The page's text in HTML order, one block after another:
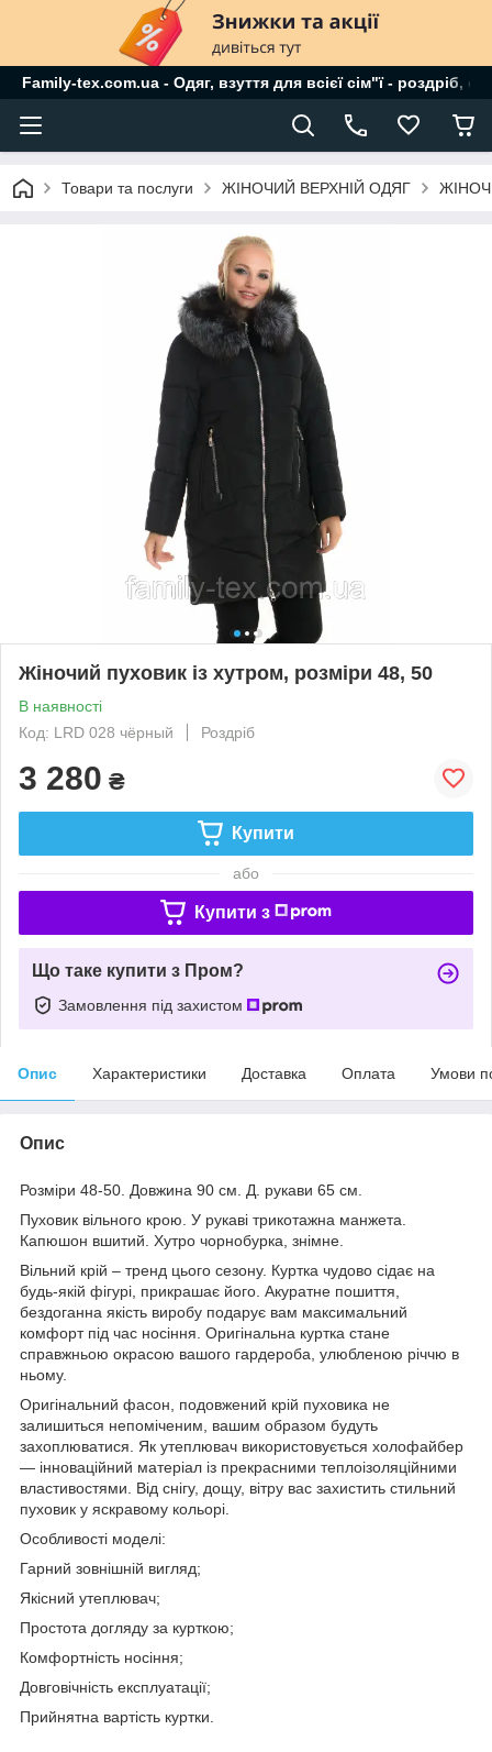
Family-tex.com.ua - Одяг, взуття для всієї сім"ї - роздріб,
Товари та послуги ЖІНОЧИЙ ВЕРХНІЙ ОДЯГ
Жіночий пуховик із хутром, розміри 48, 50
В наявності
Код: LRD 028 чёрный
Роздріб
3 280 ₴
Купити
або
Купити з
Що таке купити з Пром?
Замовлення під захистом
Опис Характеристики Доставка Оплата Умови
Опис
Розміри 48-50. Довжина 90 см. Д. рукави 65 см.
Пуховик вільного крою. У рукаві трикотажна манжета.
Капюшон вшитий. Хутро чорнобурка, знімне.
Вільний крій – тренд цього сезону. Куртка чудово сідає на
будь-якій фігурі, прикрашає його. Акуратне пошиття,
бездоганна якість виробу подарує вам максимальний
комфорт під час носіння. Оригінальна куртка стане
справжньою окрасою вашого гардероба, улюбленою річчю в
ньому.
Оригінальний фасон, подовжений крій пуховика не
залишиться непоміченим, вашим образом будуть
захоплюватися. Як утеплювач використовується холофайбер
— інноваційний матеріал із прекрасними теплоізоляційними
властивостями. Від снігу, дощу, вітру вас захистить стильний
пуховик у яскравому кольорі.
Особливості моделі:
Гарний зовнішній вигляд;
Якісний утеплювач;
Простота догляду за курткою;
Комфортність носіння;
Довговічність експлуатації;
Прийнятна вартість куртки.